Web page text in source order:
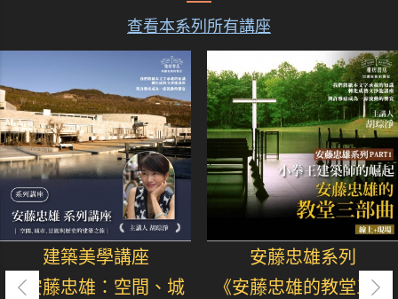
查看本系列所有講座
建築美學講座
《安藤忠雄：空間、城
安藤忠雄系列
《安藤忠雄的教堂三部